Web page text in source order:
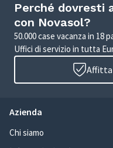
Perché dovresti
con Novasol?
50.000 case vacanza in 18
Uffici di servizio in tutta
Affitta
Azienda
Chi siamo